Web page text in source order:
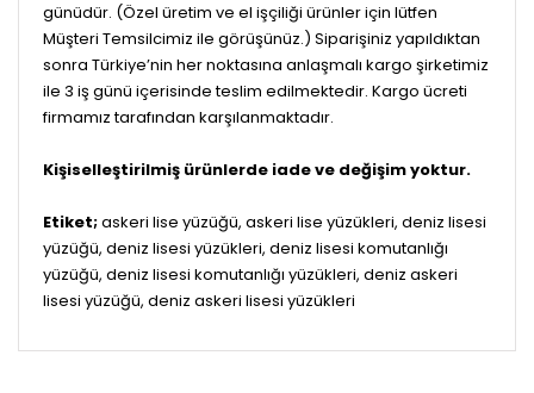
günüdür. (Özel üretim ve el işçiliği ürünler için lütfen
Müşteri Temsilcimiz ile görüşünüz.) Siparişiniz yapıldıktan
sonra Türkiye’nin her noktasına anlaşmalı kargo şirketimiz
ile 3 iş günü içerisinde teslim edilmektedir. Kargo ücreti
firmamız tarafından karşılanmaktadır.
Kişiselleştirilmiş ürünlerde iade ve değişim yoktur.
Etiket;askeri lise yüzüğü, askeri lise yüzükleri, deniz lisesi
yüzüğü, deniz lisesi yüzükleri, deniz lisesi komutanlığı
yüzüğü, deniz lisesi komutanlığı yüzükleri, deniz askeri
lisesi yüzüğü, deniz askeri lisesi yüzükleri